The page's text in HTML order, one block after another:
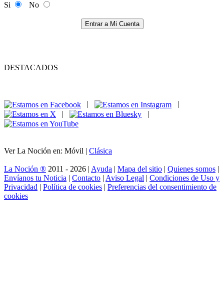
Si
No
Entrar a Mi Cuenta
DESTACADOS
|
|
Ver La Noción en: Móvil | Clásica
La Noción ® 2011 - 2026 | Ayuda | Mapa del sitio | Quienes somos |
Envíanos tu Noticia | Contacto | Aviso Legal | Condiciones de Uso y
Privacidad | Política de cookies | Preferencias del consentimiento de
cookies